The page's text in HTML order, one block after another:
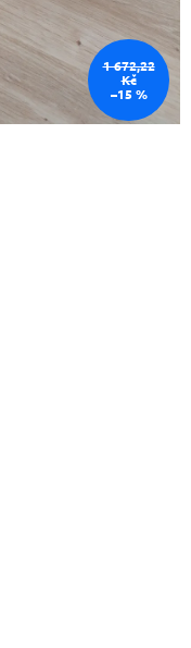
1 672,22
Kč
–15 %